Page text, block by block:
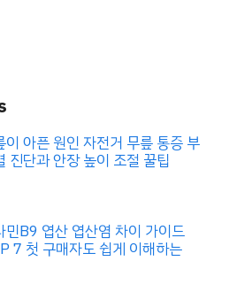
이 아픈 원인 자전거 무릎 통증 부
진단과 안장 높이 조절 꿀팁
민B9 엽산 엽산염 차이 가이드
7 첫 구매자도 쉽게 이해하는